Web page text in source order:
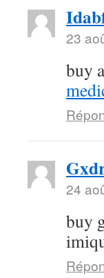
23
buy
24
buy